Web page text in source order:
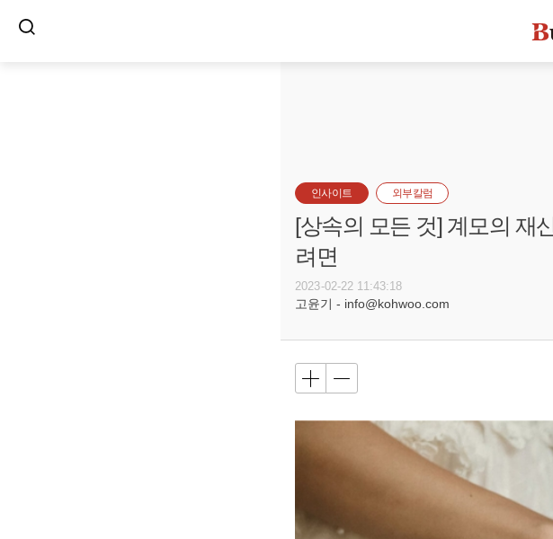
인사이트 외부칼럼
[상속의 모든 것] 계모의 재
려면
2023-02-22 11:43:18
고윤기 - info@kohwoo.com